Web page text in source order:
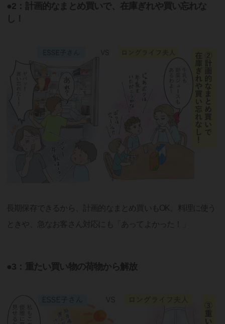
●2：計画的なまとめ買いで、在庫ぎれや買い忘れな
し！
長期保存できるから、計画的なまとめ買いもOK。料理に使う
ときや、急なお客さん対応にも「あってよかった！」
●3：重たい買い物の荷物から解放